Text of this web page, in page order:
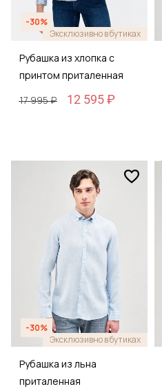
-30%
Эксклюзивно в бутиках
Рубашка из хлопка с
принтом приталенная
17 995 ₽
12 595 ₽
-30%
Эксклюзивно в бутиках
Рубашка из льна
приталенная